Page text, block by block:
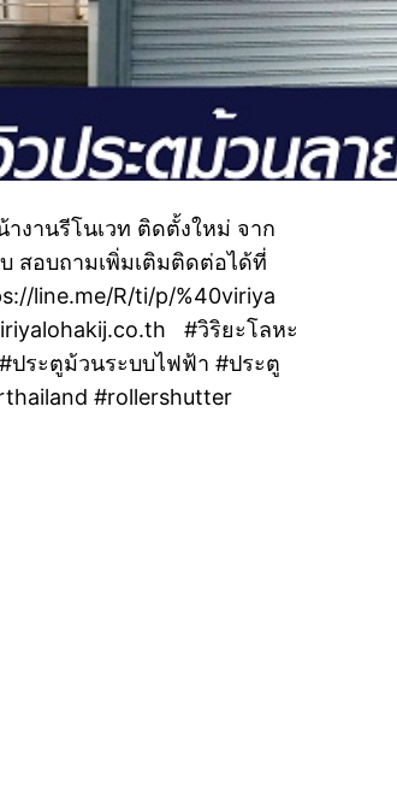
งานรีโนเวท ติดตั้งใหม่ จาก
สอบถามเพิ่มเติมติดต่อได้ที่
line.me/R/ti/p/%40viriya
#วิริยะโลหะ
ประตูม้วนระบบไฟฟ้า #ประตู
#rollershutter